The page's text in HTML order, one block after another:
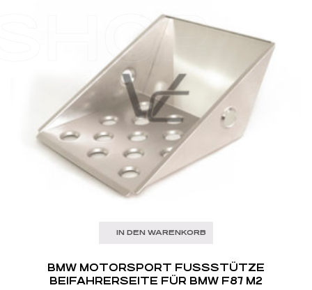
IN DEN WARENKORB
BMW MOTORSPORT FUSSSTÜTZE B
EIFAHRERSEITE FÜR BMW F87 M2